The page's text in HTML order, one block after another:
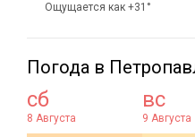
Ощущается как +31°
Погода в
сб
8 Августа
вс
9 Августа